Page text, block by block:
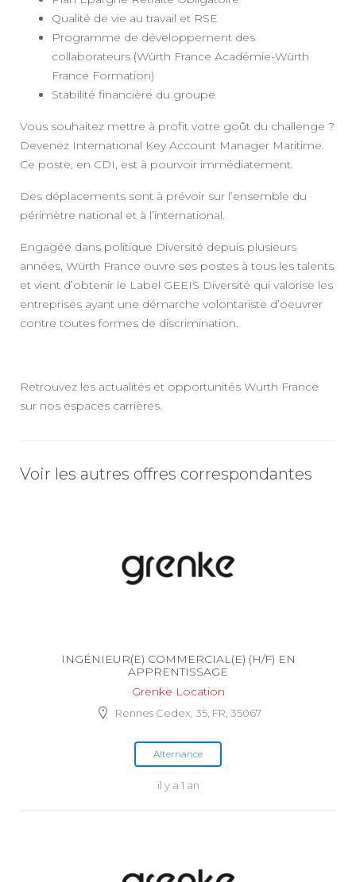
Qualité de vie au travail et RSE
Programme de développement des
collaborateurs (Würth France Académie-Würth
France Formation)
Stabilité financière du groupe
Vous souhaitez mettre à profit votre goût du challenge ?
Devenez International Key Account Manager Maritime.
Ce poste, en CDI, est à pourvoir immédiatement.
Des déplacements sont à prévoir sur l’ensemble du
périmètre national et à l’international.
Engagée dans politique Diversité depuis plusieurs
années, Würth France ouvre ses postes à tous les talents
et vient d’obtenir le Label GEEIS Diversité qui valorise les
entreprises ayant une démarche volontariste d’oeuvrer
contre toutes formes de discrimination.
Retrouvez les actualités et opportunités Wurth France
sur nos espaces carrières.
Voir les autres offres correspondantes
INGÉNIEUR(E) COMMERCIAL(E) (H/F) EN
APPRENTISSAGE
Grenke Location
Rennes Cedex, 35, FR, 35067
Alternance
il y a 1 an